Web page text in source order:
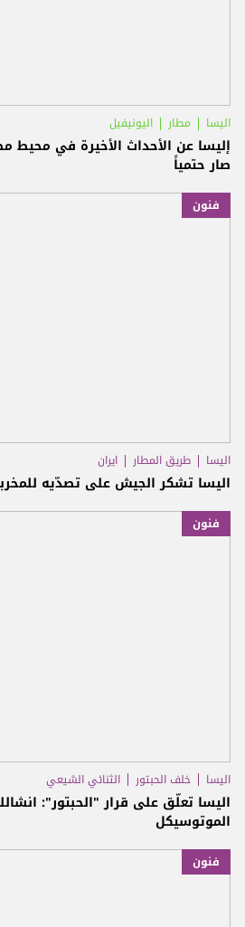
اليسا مطار اليونيفيل
إليسا عن الأحداث الأخيرة في محيط
صار حتمياً
فنون
اليسا طريق المطار ايران
اليسا تشكر الجيش على تصدّيه
فنون
اليسا خلف الحبتور الثنائي الشيعي
اليسا تعلّق على قرار "الحبتور":
الموتوسيكل
فنون